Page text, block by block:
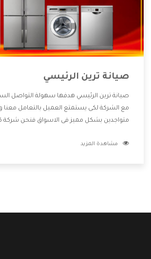
صيانة ترين الرئيسي
صيانة ترين الرئيسي هدفها سهولة التواصل
مع الشركة لكى يستمتع العميل بالتعامل معنا
متواجدين بشكل مميز فى الاسواق فنحن شركة
الشركة بها والتى تكون منها خدمة الصيانة التى
مشاهدة المزيد